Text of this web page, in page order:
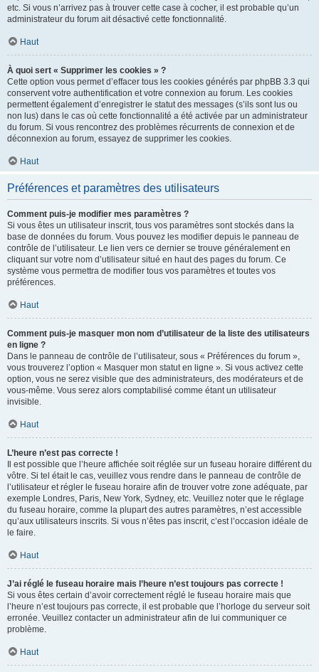
etc. Si vous n’arrivez pas à trouver cette case à cocher, il est probable qu’un
administrateur du forum ait désactivé cette fonctionnalité.
Haut
À quoi sert « Supprimer les cookies » ?
Cette option vous permet d’effacer tous les cookies générés par phpBB 3.3 qui
conservent votre authentification et votre connexion au forum. Les cookies
permettent également d’enregistrer le statut des messages (s’ils sont lus ou
non lus) dans le cas où cette fonctionnalité a été activée par un administrateur
du forum. Si vous rencontrez des problèmes récurrents de connexion et de
déconnexion au forum, essayez de supprimer les cookies.
Haut
Préférences et paramètres des utilisateurs
Comment puis-je modifier mes paramètres ?
Si vous êtes un utilisateur inscrit, tous vos paramètres sont stockés dans la
base de données du forum. Vous pouvez les modifier depuis le panneau de
contrôle de l’utilisateur. Le lien vers ce dernier se trouve généralement en
cliquant sur votre nom d’utilisateur situé en haut des pages du forum. Ce
système vous permettra de modifier tous vos paramètres et toutes vos
préférences.
Haut
Comment puis-je masquer mon nom d’utilisateur de la liste des utilisateurs
en ligne ?
Dans le panneau de contrôle de l’utilisateur, sous « Préférences du forum »,
vous trouverez l’option « Masquer mon statut en ligne ». Si vous activez cette
option, vous ne serez visible que des administrateurs, des modérateurs et de
vous-même. Vous serez alors comptabilisé comme étant un utilisateur
invisible.
Haut
L’heure n’est pas correcte !
Il est possible que l’heure affichée soit réglée sur un fuseau horaire différent du
vôtre. Si tel était le cas, veuillez vous rendre dans le panneau de contrôle de
l’utilisateur et régler le fuseau horaire afin de trouver votre zone adéquate, par
exemple Londres, Paris, New York, Sydney, etc. Veuillez noter que le réglage
du fuseau horaire, comme la plupart des autres paramètres, n’est accessible
qu’aux utilisateurs inscrits. Si vous n’êtes pas inscrit, c’est l’occasion idéale de
le faire.
Haut
J’ai réglé le fuseau horaire mais l’heure n’est toujours pas correcte !
Si vous êtes certain d’avoir correctement réglé le fuseau horaire mais que
l’heure n’est toujours pas correcte, il est probable que l’horloge du serveur soit
erronée. Veuillez contacter un administrateur afin de lui communiquer ce
problème.
Haut